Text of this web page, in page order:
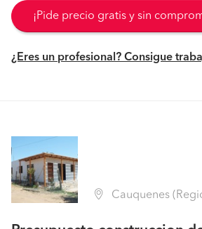
¡Pide precio gratis y sin
¿Eres un profesional? Consigue
Cauquenes (Región VII Maule -